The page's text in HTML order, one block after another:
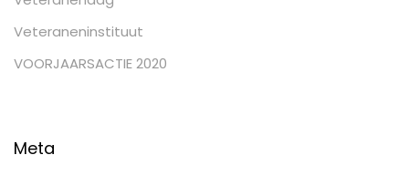
Veteraneninstituut
VOORJAARSACTIE 2020
Meta